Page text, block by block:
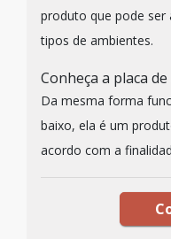
produto que pode ser
tipos de ambientes.
Conheça a placa
Da mesma forma
baixo, ela é um
acordo com a